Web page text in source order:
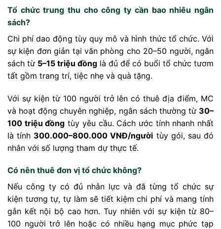
Tổ chức trung thu cho công ty cần bao nhiêu ngân
sách?
Chi phí dao động tùy quy mô và hình thức tổ chức. Với
sự kiện đơn giản tại văn phòng cho 20–50 người, ngân
sách từ 5–15 triệu đồng là đủ để có buổi tổ chức tươm
tất gồm trang trí, tiệc nhẹ và quà tặng.
Với sự kiện từ 100 người trở lên có thuê địa điểm, MC
và hoạt động chuyên nghiệp, ngân sách thường từ 30–
100 triệu đồng tùy yêu cầu. Cách ước tính nhanh nhất
là tính 300.000–800.000 VNĐ/người tùy gói, sau đó
nhân với số lượng tham dự thực tế.
Có nên thuê đơn vị tổ chức không?
Nếu công ty có đủ nhân lực và đã từng tổ chức sự
kiện tương tự, tự làm sẽ tiết kiệm chi phí và mang tính
gắn kết nội bộ cao hơn. Tuy nhiên với sự kiện từ 80–
100 người trở lên hoặc có nhiều hạng mục phức tạp